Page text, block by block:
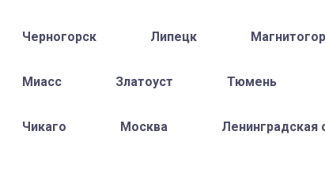
Черногорск Липецк
Миасс Златоуст Тюмень
Чикаго Москва Ленинградская